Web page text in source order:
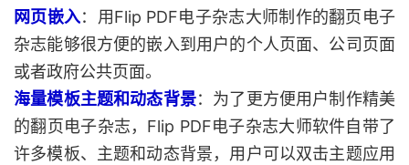
网页嵌入：用Flip PDF电子杂志大师制作的翻页电子
杂志能够很方便的嵌入到用户的个人页面、公司页面
或者政府公共页面。
海量模板主题和动态背景：为了更方便用户制作精美
的翻页电子杂志，Flip PDF电子杂志大师软件自带了
许多模板、主题和动态背景，用户可以双击主题应用